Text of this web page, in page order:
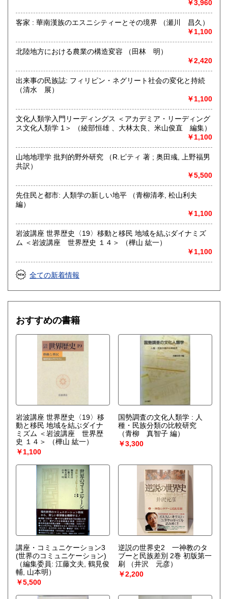
-
￥3,960
客家 : 華南漢族のエスニシティーとその境界 （瀬川 昌久）
￥1,100
北陸地方における農業の構造変容 （田林 明）
￥2,420
出来事の民族誌: フィリピン・ネグリート社会の変化と持続
（清水 展）
￥1,100
文化人類学入門リーディングス ＜アカデミア・リーディング
ス文化人類学 1＞ （綾部恒雄 、大林太良、米山俊直 編集）
￥1,100
山地地理学 批判的野外研究 （R.ピティ 著 ; 奥田彧, 上野福男
共訳）
￥5,500
先住民と都市: 人類学の新しい地平 （青柳清孝, 松山利夫
編）
￥1,100
岩波講座 世界歴史〈19〉移動と移民 地域を結ぶダイナミズ
ム ＜岩波講座 世界歴史 １４＞ （樺山 紘一）
￥1,100
全ての新着情報
おすすめの書籍
岩波講座 世界歴史〈19〉移
動と移民 地域を結ぶダイナ
ミズム ＜岩波講座 世界歴
史 １４＞
（樺山 紘一）
￥1,100
国勢調査の文化人類学 : 人
種・民族分類の比較研究
（青柳 真智子 編）
￥3,300
講座・コミュニケーション3
(世界のコミュニケーション)
（編集委員: 江藤文夫, 鶴見俊
輔, 山本明）
￥5,500
逆説の世界史2 一神教のタ
ブーと民族差別 2巻 初版第一
刷
（井沢 元彦）
￥2,200